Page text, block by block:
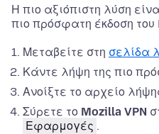
Η πιο αξιόπιστη λύση
πιο πρόσφατη έκδοση του
Μεταβείτε στη σελίδα
Κάντε λήψη της πιο
Ανοίξτε το αρχείο
Σύρετε το Mozilla VPN
Εφαρμογές .